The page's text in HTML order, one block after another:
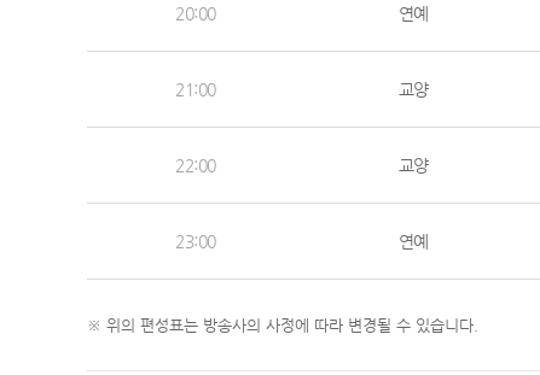
20:00 연예
21:00 교양
22:00 교양
23:00 연예
※ 위의 편성표는 방송사의 사정에 따라 변경될 수 있습니다.